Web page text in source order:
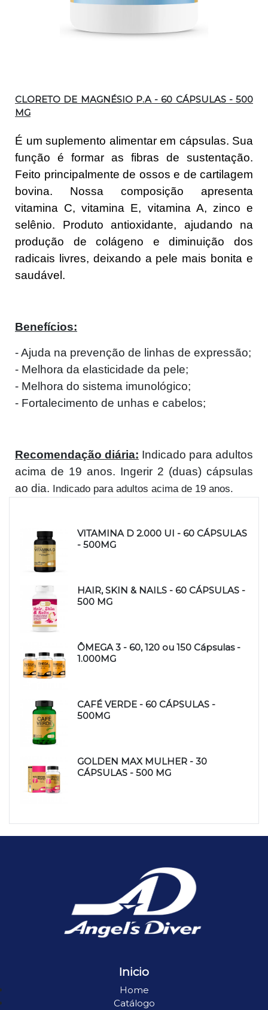
CLORETO DE MAGNÉSIO P.A - 60 CÁPSULAS - 500
MG
É um suplemento alimentar em cápsulas. Sua
função é formar as fibras de sustentação.
Feito principalmente de ossos e de cartilagem
bovina. Nossa composição apresenta
vitamina C, vitamina E, vitamina A, zinco e
selênio. Produto antioxidante, ajudando na
produção de colágeno e diminuição dos
radicais livres, deixando a pele mais bonita e
saudável.
Benefícios:
- Ajuda na prevenção de linhas de expressão;
- Melhora da elasticidade da pele;
- Melhora do sistema imunológico;
- Fortalecimento de unhas e cabelos;
Recomendação diária: Indicado para adultos
acima de 19 anos. Ingerir 2 (duas) cápsulas
ao dia. Indicado para adultos acima de 19 anos.
VITAMINA D 2.000 UI - 60 CÁPSULAS
- 500MG
HAIR, SKIN & NAILS - 60 CÁPSULAS -
500 MG
ÔMEGA 3 - 60, 120 ou 150 Cápsulas -
1.000MG
CAFÉ VERDE - 60 CÁPSULAS -
500MG
GOLDEN MAX MULHER - 30
CÁPSULAS - 500 MG
Inicio
Home
Catálogo